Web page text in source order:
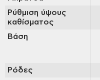
Ρύθμιση ύψους
καθίσματος
Βάση
Ρόδες